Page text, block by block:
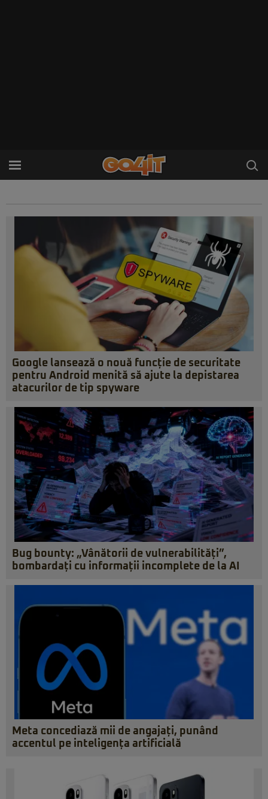
Google lansează o nouă funcție de securitate
pentru Android menită să ajute la depistarea
atacurilor de tip spyware
Bug bounty: „Vânătorii de vulnerabilități”,
bombardați cu informații incomplete de la AI
Meta concediază mii de angajați, punând
accentul pe inteligența artificială